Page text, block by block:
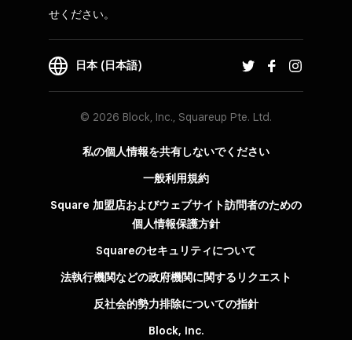
せください。
日本 (日本語)
© 2026 Block, Inc., Squareup Pte. Ltd.
私の個人情報を共有しないでください
一般利用規約
Square 加盟店およびウェブサイト訪問者の​ための​
個人情報保護方針​
Squareのセキュリティについて
法執行機関などの政府機関に関するリクエスト
反社会的勢力排除についての指針
Block, Inc.